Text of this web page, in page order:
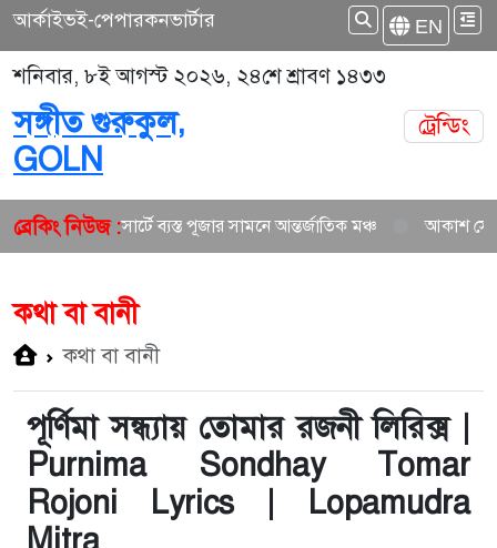
আর্কাইভই-পেপারকনভার্টার EN
শনিবার, ৮ই আগস্ট ২০২৬, ২৪শে শ্রাবণ ১৪৩৩
সঙ্গীত গুরুকুল,
GOLN
ট্রেন্ডিং
ব্রেকিং নিউজ :
গান ও কনসার্টে ব্যস্ত পূজার সামনে আন্তর্জাতিক মঞ্চ আকাশ সেন ও
কথা বা বানী
কথা বা বানী
পূর্ণিমা সন্ধ্যায় তোমার রজনী লিরিক্স |
Purnima Sondhay Tomar
Rojoni Lyrics | Lopamudra